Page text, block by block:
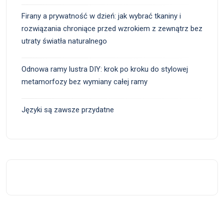
Firany a prywatność w dzień: jak wybrać tkaniny i
rozwiązania chroniące przed wzrokiem z zewnątrz bez
utraty światła naturalnego
Odnowa ramy lustra DIY: krok po kroku do stylowej
metamorfozy bez wymiany całej ramy
Języki są zawsze przydatne